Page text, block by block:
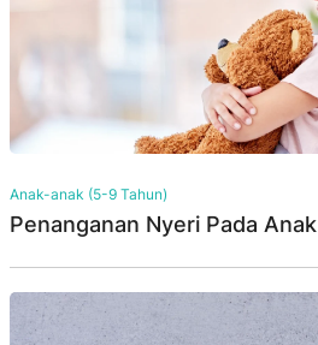
Anak-anak (5-9 Tahun)
Penanganan Nyeri Pada Anak